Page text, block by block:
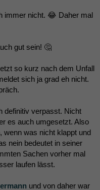
immer nicht. 😂 Daher mal
gut sein! 🤔
so kurz nach dem Unfall
sich ja grad eh nicht.
definitiv verpasst. Nicht
es auch umgesetzt. Also
wenn was nicht klappt und
nein bedeutet in seiner
Sachen vorher mal
laufen lässt.
und von daher war